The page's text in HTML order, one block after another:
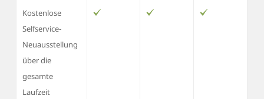
Kostenlose
Selfservice-
Neuausstellung
über die
gesamte
Laufzeit